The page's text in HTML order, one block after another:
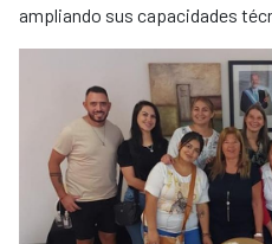
ampliando sus capacidades